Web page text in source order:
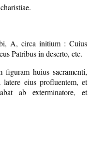
A, circa initium : Cuius
Patribus in deserto, etc.
huius sacramenti,
eius profluentem, et
ab exterminatore, et